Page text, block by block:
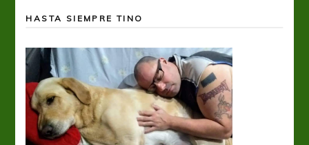
HASTA SIEMPRE TINO